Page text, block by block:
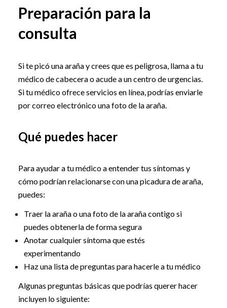
Preparación para la
consulta
Si te picó una araña y crees que es peligrosa, llama a tu
médico de cabecera o acude a un centro de urgencias.
Si tu médico ofrece servicios en línea, podrías enviarle
por correo electrónico una foto de la araña.
Qué puedes hacer
Para ayudar a tu médico a entender tus síntomas y
cómo podrían relacionarse con una picadura de araña,
puedes:
Traer la araña o una foto de la araña contigo si
puedes obtenerla de forma segura
Anotar cualquier síntoma que estés
experimentando
Haz una lista de preguntas para hacerle a tu médico
Algunas preguntas básicas que podrías querer hacer
incluyen lo siguiente: